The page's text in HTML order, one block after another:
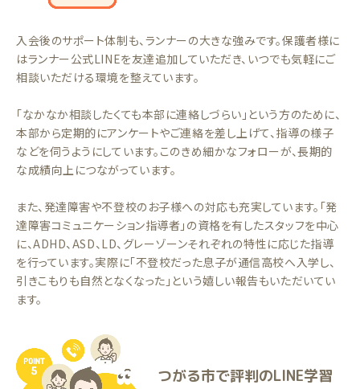
入会後のサポート体制も、ランナーの大きな強みです。保護者様に
はランナー公式LINEを友達追加していただき、いつでも気軽にご
相談いただける環境を整えています。
「なかなか相談したくても本部に連絡しづらい」という方のために、
本部から定期的にアンケートやご連絡を差し上げて、指導の様子
などを伺うようにしています。このきめ細かなフォローが、長期的
な成績向上につながっています。
また、発達障害や不登校のお子様への対応も充実しています。「発
達障害コミュニケーション指導者」の資格を有したスタッフを中心
に、ADHD、ASD、LD、グレーゾーンそれぞれの特性に応じた指導
を行っています。実際に「不登校だった息子が通信高校へ入学し、
引きこもりも自然となくなった」という嬉しい報告もいただいてい
ます。
つがる市で評判のLINE学習